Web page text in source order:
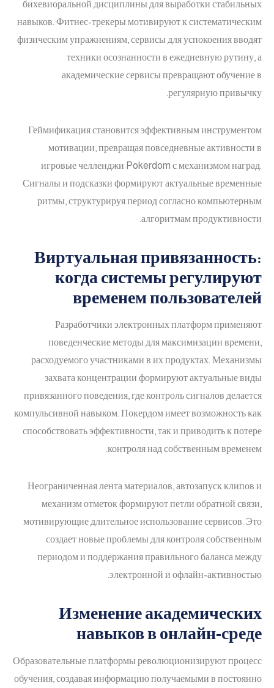
бихевиоральной дисциплины для выработки стабильных
навыков. Фитнес-трекеры мотивируют к систематическим
физическим упражнениям, сервисы для успокоения вводят
техники осознанности в ежедневную рутину, а
академические сервисы превращают обучение в
регулярную привычку.
Геймификация становится эффективным инструментом
мотивации, превращая повседневные активности в
игровые челленджи Pokerdom с механизмом наград.
Сигналы и подсказки формируют актуальные временные
ритмы, структурируя период согласно компьютерным
алгоритмам продуктивности.
Виртуальная привязанность:
когда системы регулируют
временем пользователей
Разработчики электронных платформ применяют
поведенческие методы для максимизации времени,
расходуемого участниками в их продуктах. Механизмы
захвата концентрации формируют актуальные виды
привязанного поведения, где контроль сигналов делается
компульсивной навыком. Покердом имеет возможность как
способствовать эффективности, так и приводить к потере
контроля над собственным временем.
Неограниченная лента материалов, автозапуск клипов и
механизм отметок формируют петли обратной связи,
мотивирующие длительное использование сервисов. Это
создает новые проблемы для контроля собственным
периодом и поддержания правильного баланса между
электронной и офлайн-активностью.
Изменение академических
навыков в онлайн-среде
Образовательные платформы революционизируют процесс
обучения, создавая информацию получаемыми в постоянно